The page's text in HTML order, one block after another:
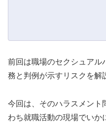
前回は職場のセクシュアル
務と判例が示すリスクを解
今回は、そのハラスメント
わち就職活動の現場でいか